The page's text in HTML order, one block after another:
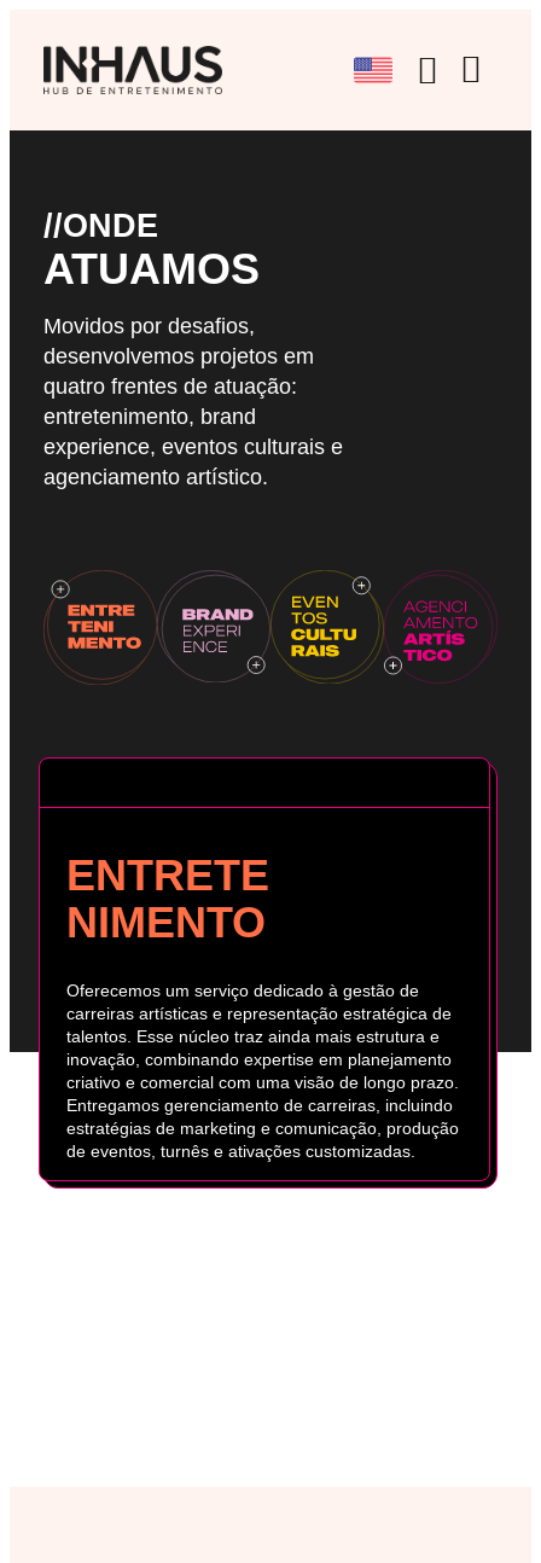
//ONDE
ATUAMOS
Movidos por desafios,
desenvolvemos projetos em
quatro frentes de atuação:
entretenimento, brand
experience, eventos culturais e
agenciamento artístico.
ENTRETE
NIMENTO
Oferecemos um serviço dedicado à gestão de
carreiras artísticas e representação estratégica de
talentos. Esse núcleo traz ainda mais estrutura e
inovação, combinando expertise em planejamento
criativo e comercial com uma visão de longo prazo.
Entregamos gerenciamento de carreiras, incluindo
estratégias de marketing e comunicação, produção
de eventos, turnês e ativações customizadas.